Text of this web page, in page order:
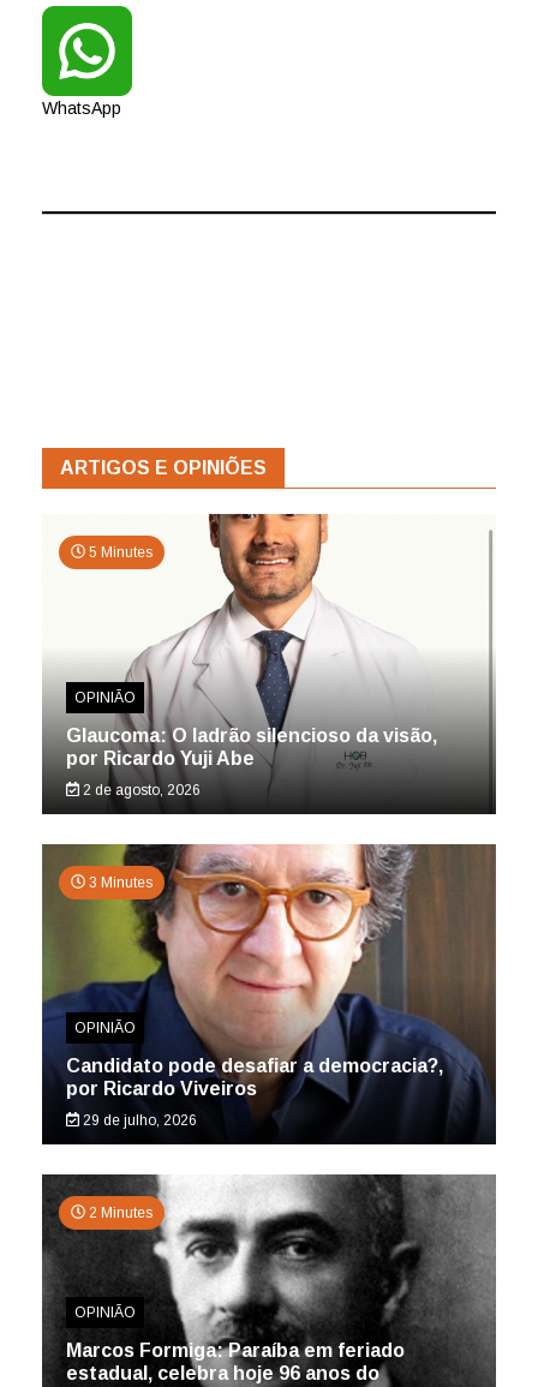
WhatsApp
ARTIGOS E OPINIÕES
5 Minutes
OPINIÃO
Glaucoma: O ladrão silencioso da visão,
por Ricardo Yuji Abe
2 de agosto, 2026
3 Minutes
OPINIÃO
Candidato pode desafiar a democracia?,
por Ricardo Viveiros
29 de julho, 2026
2 Minutes
OPINIÃO
Marcos Formiga: Paraíba em feriado
estadual, celebra hoje 96 anos do